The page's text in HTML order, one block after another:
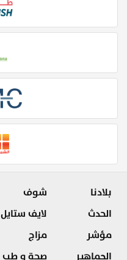
بلادنا
الحدث
مؤشر
الجماهير
شوف
لايف ستايل
مزاج
صحة و طب